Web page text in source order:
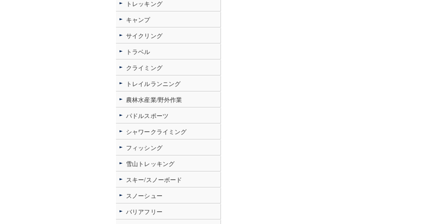
トレッキング
キャンプ
サイクリング
トラベル
クライミング
トレイルランニング
農林水産業/野外作業
パドルスポーツ
シャワークライミング
フィッシング
雪山トレッキング
スキー/スノーボード
スノーシュー
バリアフリー